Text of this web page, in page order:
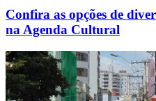
Confira as opções de
na Agenda Cultural